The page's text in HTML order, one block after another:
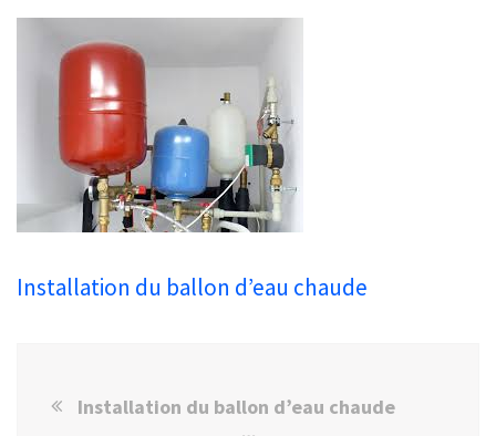
Installation du ballon d’eau chaude
Installation du ballon d’eau chaude